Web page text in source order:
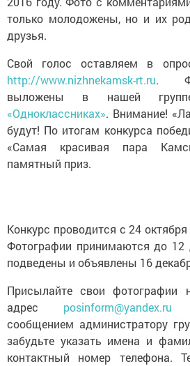
только молодожены, но и их
друзья.
Свой голос оставляем в
http://www.nizhnekamsk-rt.ru.
выложены в нашей
«Одноклассниках». Внимание!
будут! По итогам конкурса
«Самая красивая пара
памятный приз.
Конкурс проводится с 24
Фотографии принимаются до 12
подведены и объявлены 16
Присылайте свои фотографии
адрес posinform@yandex.ru
сообщением администратору
забудьте указать имена и
контактный номер телефона.